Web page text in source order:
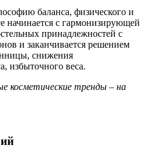
баланса, физического и
начинается с гармонизирующей
принадлежностей с
и заканчивается решением
снижения
избыточного веса.
косметические тренды – на